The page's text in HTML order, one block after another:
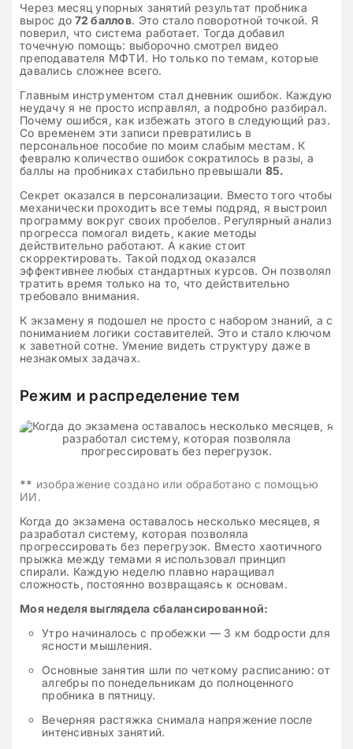
Через месяц упорных занятий результат пробника
вырос до 72 баллов. Это стало поворотной точкой. Я
поверил, что система работает. Тогда добавил
точечную помощь: выборочно смотрел видео
преподавателя МФТИ. Но только по темам, которые
давались сложнее всего.
Главным инструментом стал дневник ошибок. Каждую
неудачу я не просто исправлял, а подробно разбирал.
Почему ошибся, как избежать этого в следующий раз.
Со временем эти записи превратились в
персональное пособие по моим слабым местам. К
февралю количество ошибок сократилось в разы, а
баллы на пробниках стабильно превышали 85.
Секрет оказался в персонализации. Вместо того чтобы
механически проходить все темы подряд, я выстроил
программу вокруг своих пробелов. Регулярный анализ
прогресса помогал видеть, какие методы
действительно работают. А какие стоит
скорректировать. Такой подход оказался
эффективнее любых стандартных курсов. Он позволял
тратить время только на то, что действительно
требовало внимания.
К экзамену я подошел не просто с набором знаний, а с
пониманием логики составителей. Это и стало ключом
к заветной сотне. Умение видеть структуру даже в
незнакомых задачах.
Режим и распределение тем
** изображение создано или обработано с помощью
ИИ.
Когда до экзамена оставалось несколько месяцев, я
разработал систему, которая позволяла
прогрессировать без перегрузок. Вместо хаотичного
прыжка между темами я использовал принцип
спирали. Каждую неделю плавно наращивал
сложность, постоянно возвращаясь к основам.
Моя неделя выглядела сбалансированной:
Утро начиналось с пробежки — 3 км бодрости для
ясности мышления.
Основные занятия шли по четкому расписанию: от
алгебры по понедельникам до полноценного
пробника в пятницу.
Вечерняя растяжка снимала напряжение после
интенсивных занятий.